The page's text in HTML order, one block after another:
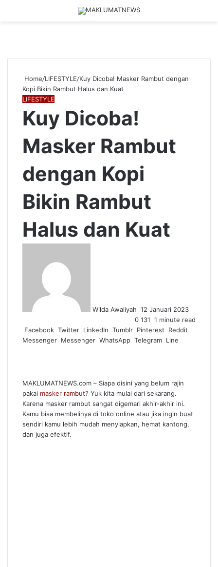
Home/LIFESTYLE/Kuy Dicoba! Masker Rambut dengan
Kopi Bikin Rambut Halus dan Kuat
LIFESTYLE
Kuy Dicoba!
Masker Rambut
dengan Kopi
Bikin Rambut
Halus dan Kuat
Wilda Awaliyah 12 Januari 2023
0 131 1 minute read
Facebook Twitter LinkedIn Tumblr Pinterest
Reddit
Messenger Messenger WhatsApp Telegram Line
MAKLUMATNEWS.com – Siapa disini yang belum rajin
pakai masker rambut? Yuk kita mulai dari sekarang.
Karena masker rambut sangat digemari akhir-akhir ini.
Kamu bisa membelinya di toko online atau jika ingin buat
sendiri kamu lebih mudah menyiapkan, hemat kantong,
dan juga efektif.